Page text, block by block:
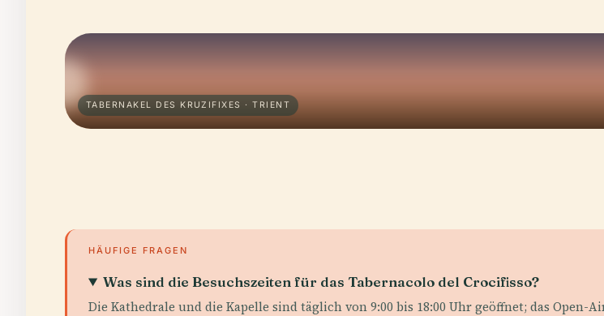
TABERNAKEL DES KRUZIFIXES · TRIENT
HÄUFIGE FRAGEN
Was sind die Besuchszeiten für das Tabernacolo del Crocifisso?
Die Kathedrale und die Kapelle sind täglich von 9:00 bis 18:00 Uhr geöffnet; das Open-